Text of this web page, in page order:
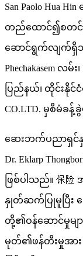
San Paolo Hua
တည်ထောင်၍စတင်ဖ
ဆောင်ရွက်လျက်ရှိ
Phechakasem လမ်း
ပြည်နယ်၊ ထိုင်းနိုင်
CO.LTD. မှစီမံ
ဆေးဘက်ပညာရှင်နှ
Dr. Eklarp
ဖြစ်ပါသည်။ 保
နှုတ်ဆက်ပြုမူပြီး
တို့၏ဝန်ဆောင်မှုမ
မုတ်၏ဖန်တီးမှုအာ